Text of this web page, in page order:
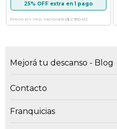
25% OFF extra en 1 pago
Precio sin imp. nacionales$ 2.950.412
Mejorá tu descanso - Blog
Contacto
Franquicias